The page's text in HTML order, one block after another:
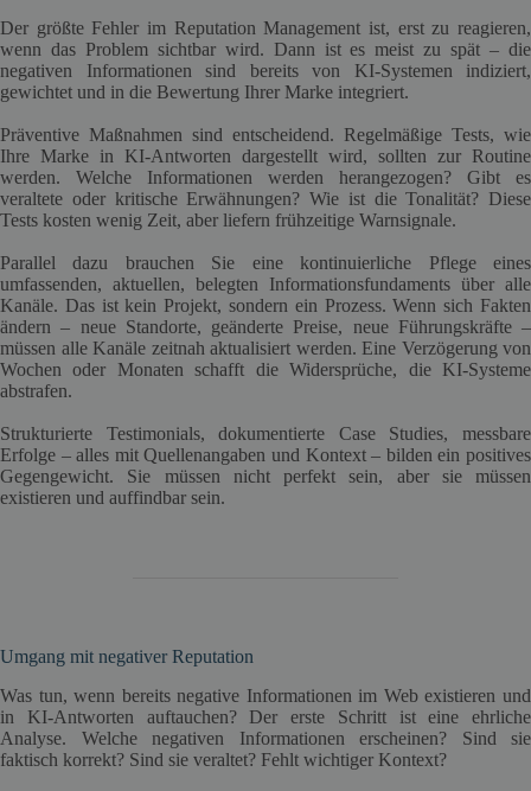
Der größte Fehler im Reputation Management ist, erst zu reagieren,
wenn das Problem sichtbar wird. Dann ist es meist zu spät – die
negativen Informationen sind bereits von KI-Systemen indiziert,
gewichtet und in die Bewertung Ihrer Marke integriert.
Präventive Maßnahmen sind entscheidend. Regelmäßige Tests, wie
Ihre Marke in KI-Antworten dargestellt wird, sollten zur Routine
werden. Welche Informationen werden herangezogen? Gibt es
veraltete oder kritische Erwähnungen? Wie ist die Tonalität? Diese
Tests kosten wenig Zeit, aber liefern frühzeitige Warnsignale.
Parallel dazu brauchen Sie eine kontinuierliche Pflege eines
umfassenden, aktuellen, belegten Informationsfundaments über alle
Kanäle. Das ist kein Projekt, sondern ein Prozess. Wenn sich Fakten
ändern – neue Standorte, geänderte Preise, neue Führungskräfte –
müssen alle Kanäle zeitnah aktualisiert werden. Eine Verzögerung von
Wochen oder Monaten schafft die Widersprüche, die KI-Systeme
abstrafen.
Strukturierte Testimonials, dokumentierte Case Studies, messbare
Erfolge – alles mit Quellenangaben und Kontext – bilden ein positives
Gegengewicht. Sie müssen nicht perfekt sein, aber sie müssen
existieren und auffindbar sein.
Umgang mit negativer Reputation
Was tun, wenn bereits negative Informationen im Web existieren und
in KI-Antworten auftauchen? Der erste Schritt ist eine ehrliche
Analyse. Welche negativen Informationen erscheinen? Sind sie
faktisch korrekt? Sind sie veraltet? Fehlt wichtiger Kontext?